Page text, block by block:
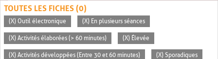
TOUTES LES FICHES (0)
(X) Outil électronique (X) En plusieurs séances
(X) Activités élaborées (> 60 minutes) (X) Élevée
(X) Activités développées (Entre 30 et 60 minutes) (X) Sporadiques